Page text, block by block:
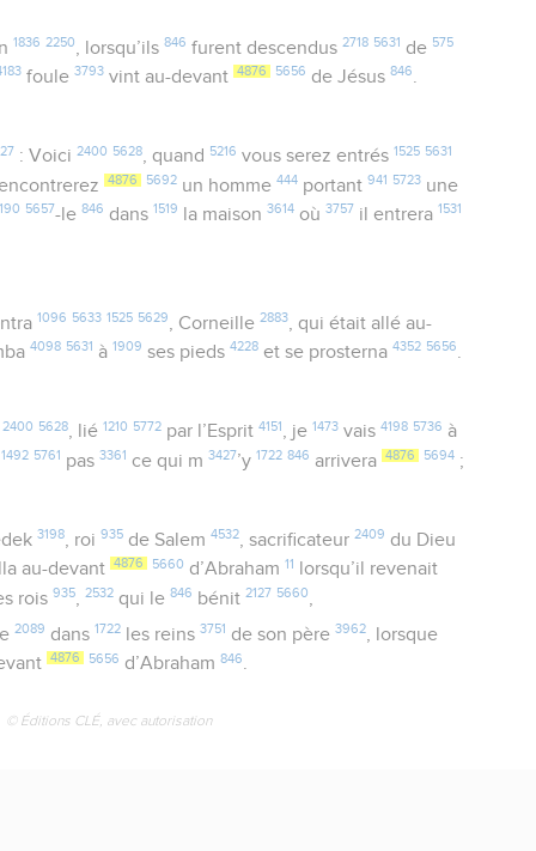
1836 2250 , lorsqu’ils 846 furent descendus 2718 5631 de 575
foule3793 vint au-devant 4876 5656 de Jésus846.
: Voici 2400 5628, quand 5216 vous serez entrés 1525 5631
4876 5692 un homme444 portant941 5723 une
190 5657-le846 dans 1519 la maison3614 où3757 il entrera 1531
1096 5633 1525 5629 , Corneille 2883, qui était allé au-
4098 5631 à 1909 ses pieds4228 et se prosterna4352 5656.
2400 5628, lié 1210 5772par l’Esprit 4151, je 1473vais 4198 5736 à
1492 5761 pas3361 ce qui m3427’y 1722 846 arrivera 4876 5694 ;
3198, roi 935de Salem 4532, sacrificateur 2409 du Dieu
au-devant 4876 5660 d’Abraham 11 lorsqu’il revenait
rois935 ,2532 qui le846 bénit2127 5660
2089 dans 1722les reins 3751 de son père 3962, lorsque
4876 5656 d’Abraham846.
© Éditions CLÉ, avec autorisation